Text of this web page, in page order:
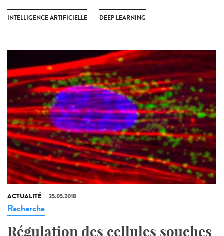
INTELLIGENCE ARTIFICIELLE DEEP LEARNING
ACTUALITÉ 25.05.2018
Recherche
Régulation des cellules souches